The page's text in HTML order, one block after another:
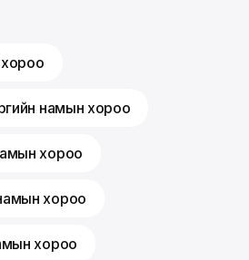
намын хороо
хороо
хороо
хороо